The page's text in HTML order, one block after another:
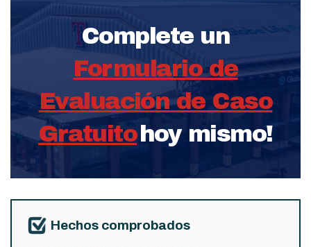
Complete un
Formulario de
Evaluación de Caso
Gratuitohoy mismo!
Hechos comprobados